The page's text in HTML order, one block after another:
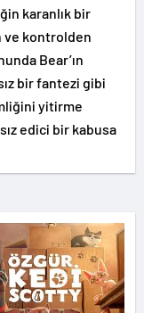
karanlık bir
ve kontrolden
Bear’ın
bir fantezi gibi
yitirme
edici bir kabusa